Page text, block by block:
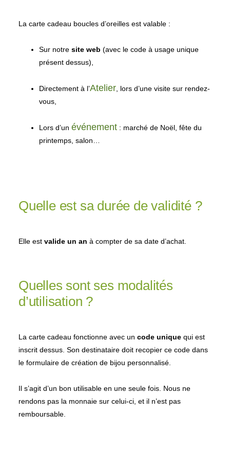
Sur notre site web (avec le code à usage unique
présent dessus),
Directement à l’Atelier , lors d’une visite sur rendez-
vous,
Lors d’un événement : marché de Noël, fête du
printemps, salon…
Quelle est sa durée de validité ?
Elle est valide un an à compter de sa date d’achat.
Quelles sont ses modalités
d’utilisation ?
La carte cadeau fonctionne avec un code unique qui est
inscrit dessus. Son destinataire doit recopier ce code dans
le formulaire de création de bijou personnalisé.
Il s’agit d’un bon utilisable en une seule fois. Nous ne
rendons pas la monnaie sur celui-ci, et il n’est pas
remboursable.